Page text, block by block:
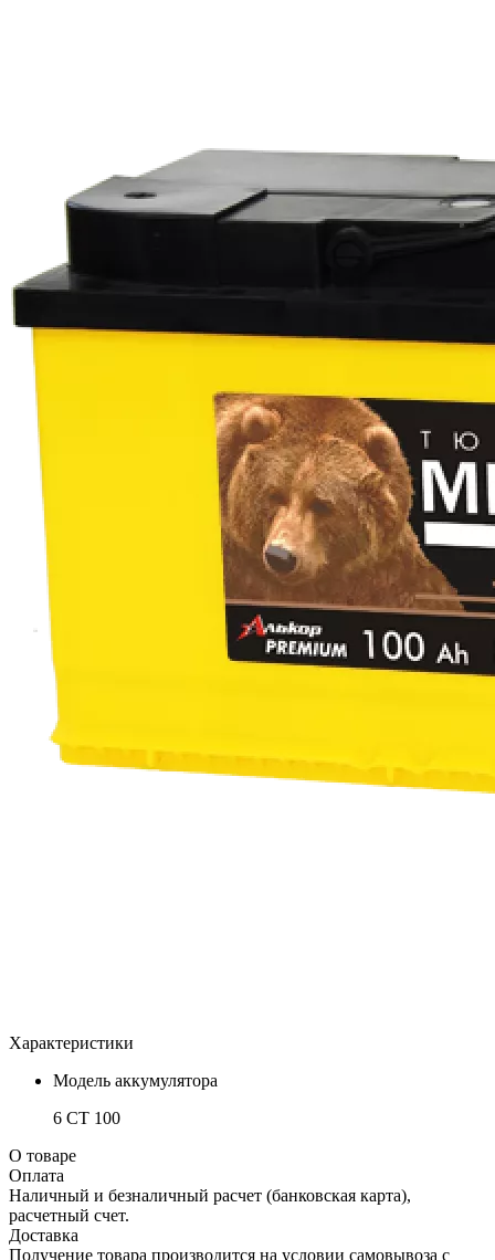
Характеристики
Модель аккумулятора
6 СТ 100
О товаре
Оплата
Наличный и безналичный расчет (банковская карта),
расчетный счет.
Доставка
Получение товара производится на условии самовывоза с